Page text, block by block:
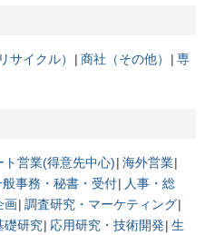
サイクル） 商社（その他）
専
ト営業(得意先中心) 海外営業
般事務・秘書・受付
人事・総
画 調査研究・マーケティング
礎研究 応用研究・技術開発 生